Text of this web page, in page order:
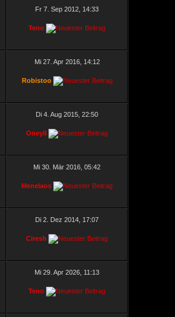
Fr 7. Sep 2012, 14:33
Teno
Mi 27. Apr 2016, 14:12
Robistoo
Di 4. Aug 2015, 22:50
Oneyll
Mi 30. Mär 2016, 05:42
Menelaos
Di 2. Dez 2014, 17:07
Ciresh
Mi 29. Apr 2026, 11:13
Teno